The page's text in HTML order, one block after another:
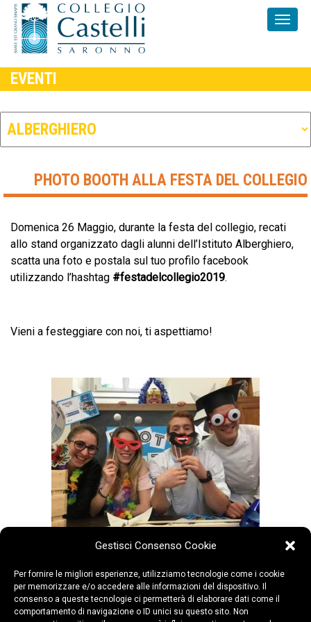
Gestisci Consenso Cookie
Per fornire le migliori esperienze, utilizziamo tecnologie come i cookie
per memorizzare e/o accedere alle informazioni del dispositivo. Il
consenso a queste tecnologie ci permetterà di elaborare dati come il
comportamento di navigazione o ID unici su questo sito. Non
EVENTI
PHOTO BOOTH ALLA FESTA DEL COLLEGIO
Domenica 26 Maggio, durante la festa del collegio, recati
allo stand organizzato dagli alunni dell’Istituto Alberghiero,
scatta una foto e postala sul tuo profilo facebook
utilizzando l’hashtag #festadelcollegio2019.
Vieni a festeggiare con noi, ti aspettiamo!